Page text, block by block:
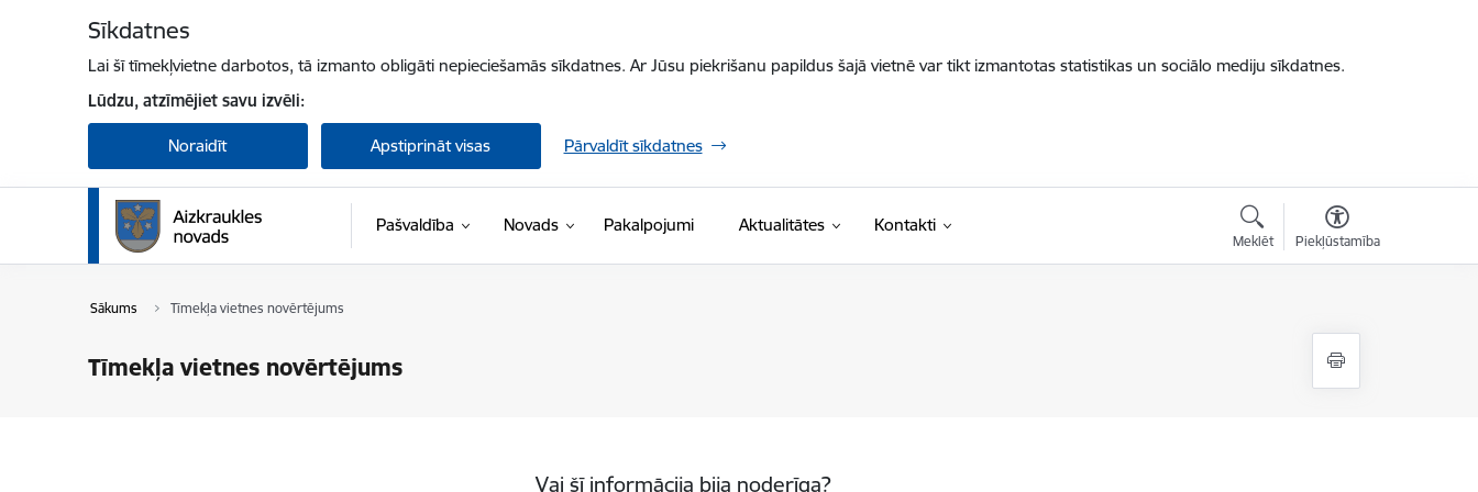
Sīkdatnes
Lai šī tīmekļvietne darbotos, tā izmanto obligāti nepieciešamās sīkdatnes. Ar Jūsu piekrišanu papildus šajā vietnē var tikt izmantotas statistikas un sociālo mediju sīkdatnes.
Lūdzu, atzīmējiet savu izvēli:
Noraidīt Apstiprināt visas Pārvaldīt sīkdatnes
Pašvaldība Novads Pakalpojumi Aktualitātes Kontakti
Meklēt Piekļūstamība
Sākums Tīmekļa vietnes novērtējums
Tīmekļa vietnes novērtējums
Vai šī informācija bija noderīga?